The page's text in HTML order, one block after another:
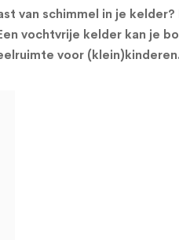
van schimmel in je
vochtvrije kelder kan je
voor (klein)kinderen.